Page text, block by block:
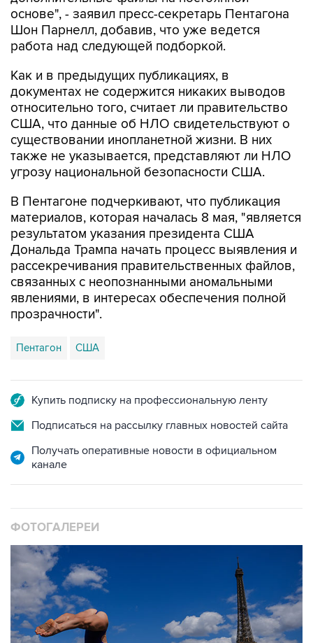
работа над следующей подборкой.
Как и в предыдущих публикациях, в
относительно того, считает ли правительство
США, что данные об НЛО свидетельствуют о
существовании инопланетной жизни. В них
также не указывается, представляют ли НЛО
угрозу национальной безопасности США.
В Пентагоне подчеркивают, что публикация
результатом указания президента США
Дональда Трампа начать процесс выявления и
рассекречивания правительственных файлов,
связанных с неопознанными аномальными
явлениями, в интересах обеспечения полной
прозрачности".
Пентагон США
Подписаться на рассылку главных новостей сайта
Получать оперативные новости в официальном